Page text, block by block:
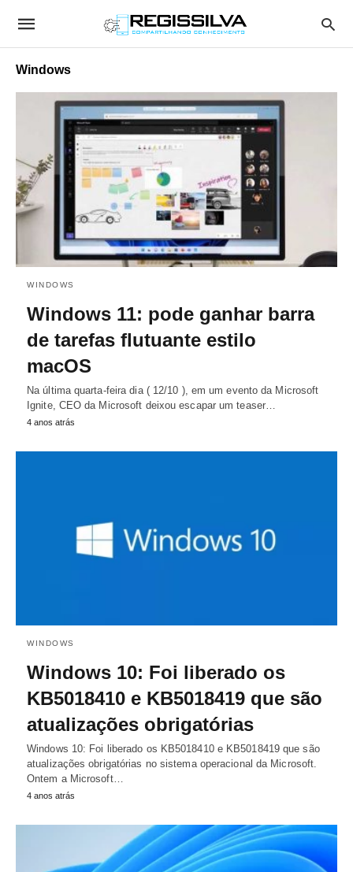
Windows
WINDOWS
Windows 11: pode ganhar barra
de tarefas flutuante estilo
macOS
Na última quarta-feira dia ( 12/10 ), em um evento da Microsoft
Ignite, CEO da Microsoft deixou escapar um teaser…
4 anos atrás
WINDOWS
Windows 10: Foi liberado os
KB5018410 e KB5018419 que são
atualizações obrigatórias
Windows 10: Foi liberado os KB5018410 e KB5018419 que são
atualizações obrigatórias no sistema operacional da Microsoft.
Ontem a Microsoft…
4 anos atrás